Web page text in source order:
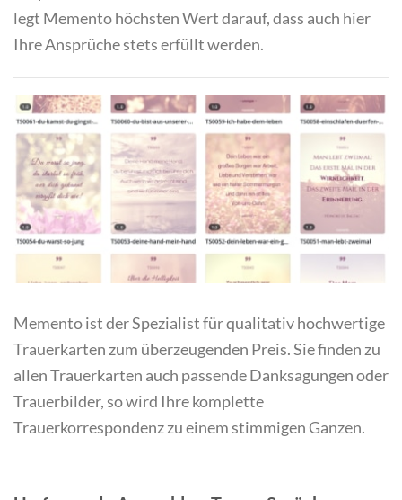
legt Memento höchsten Wert darauf, dass auch hier
Ihre Ansprüche stets erfüllt werden.
Memento ist der Spezialist für qualitativ hochwertige
Trauerkarten zum überzeugenden Preis. Sie finden zu
allen Trauerkarten auch passende Danksagungen oder
Trauerbilder, so wird Ihre komplette
Trauerkorrespondenz zu einem stimmigen Ganzen.